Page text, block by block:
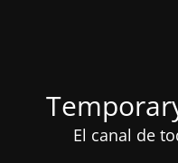
El canal de